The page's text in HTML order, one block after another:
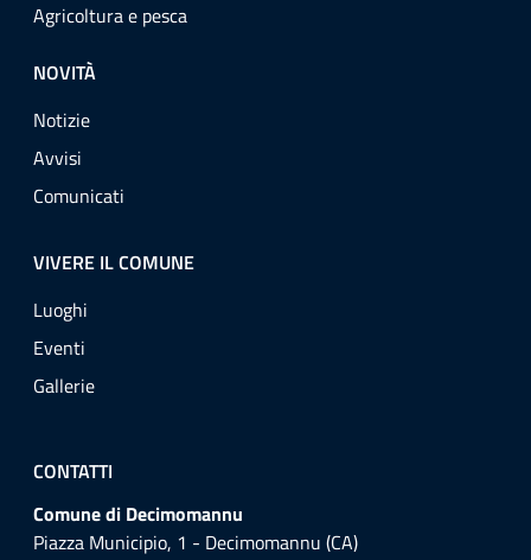
Agricoltura e pesca
NOVITÀ
Notizie
Avvisi
Comunicati
VIVERE IL COMUNE
Luoghi
Eventi
Gallerie
CONTATTI
Comune di Decimomannu
Piazza Municipio, 1 - Decimomannu (CA)